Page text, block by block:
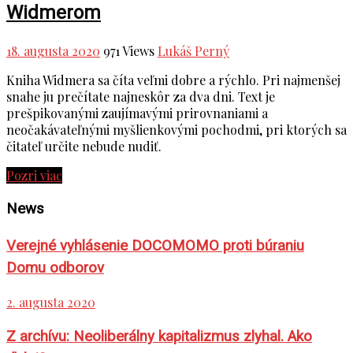
Widmerom
18. augusta 2020 971 Views Lukáš Perný
Kniha Widmera sa číta veľmi dobre a rýchlo. Pri najmenšej
snahe ju prečítate najneskôr za dva dni. Text je
prešpikovanými zaujímavými prirovnaniami a
neočakávateľnými myšlienkovými pochodmi, pri ktorých sa
čitateľ určite nebude nudiť.
Pozri viac
News
Verejné vyhlásenie DOCOMOMO proti búraniu
Domu odborov
2. augusta 2020
Z archívu: Neoliberálny kapitalizmus zlyhal. Ako